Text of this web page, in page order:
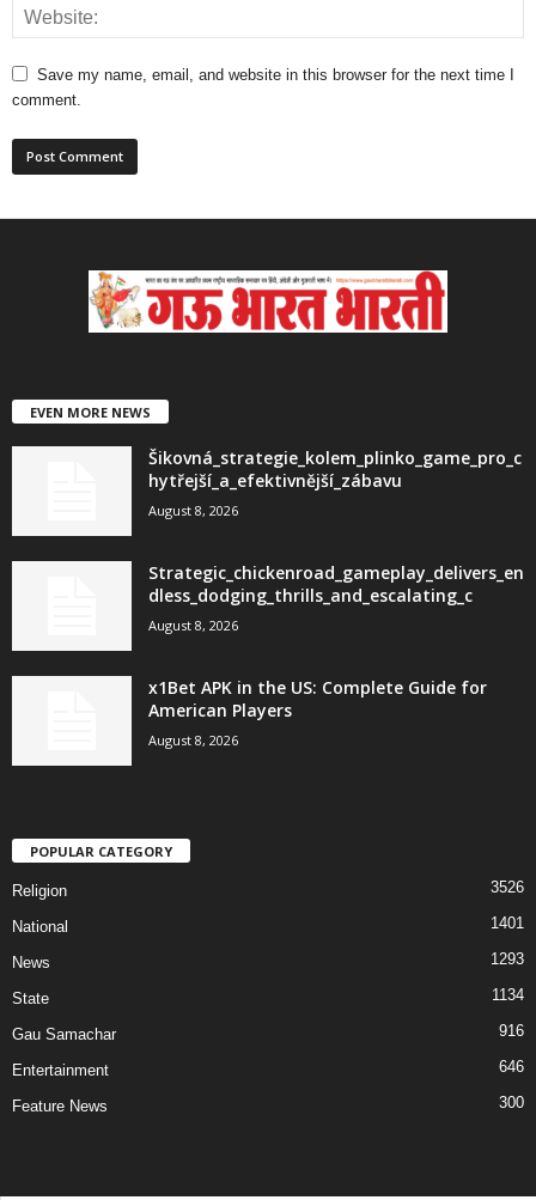
Save my name, email, and website in this browser for the next time I
comment.
EVEN MORE NEWS
Šikovná_strategie_kolem_plinko_game_pro_c
hytřejší_a_efektivnější_zábavu
August 8, 2026
Strategic_chickenroad_gameplay_delivers_en
dless_dodging_thrills_and_escalating_c
August 8, 2026
x1Bet APK in the US: Complete Guide for
American Players
August 8, 2026
POPULAR CATEGORY
Religion 3526
National 1401
News 1293
State 1134
Gau Samachar 916
Entertainment 646
Feature News 300